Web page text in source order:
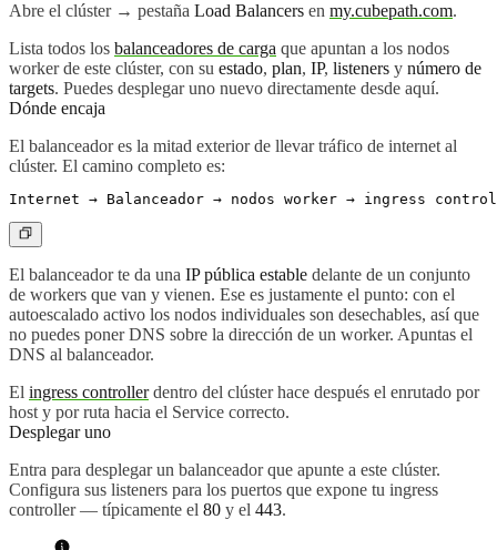
Abre el clúster → pestaña Load Balancers en my.cubepath.com.
Lista todos los balanceadores de carga que apuntan a los nodos
worker de este clúster, con su estado, plan, IP, listeners y número de
targets. Puedes desplegar uno nuevo directamente desde aquí.
Dónde encaja
El balanceador es la mitad exterior de llevar tráfico de internet al
clúster. El camino completo es:
El balanceador te da una IP pública estable delante de un conjunto
de workers que van y vienen. Ese es justamente el punto: con el
autoescalado activo los nodos individuales son desechables, así que
no puedes poner DNS sobre la dirección de un worker. Apuntas el
DNS al balanceador.
El ingress controllerdentro del clúster hace después el enrutado por
host y por ruta hacia el Service correcto.
Desplegar uno
Entra para desplegar un balanceador que apunte a este clúster.
Configura sus listeners para los puertos que expone tu ingress
controller — típicamente el 80 y el 443.